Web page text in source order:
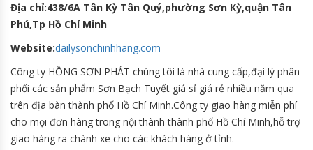
Địa chỉ:438/6A Tân Kỳ Tân Quý,phường Sơn Kỳ,quận Tân
Phú,Tp Hồ Chí Minh
Website:dailysonchinhhang.com
Công ty HỒNG SƠN PHÁT chúng tôi là nhà cung cấp,đại lý phân
phối các sản phẩm Sơn Bạch Tuyết giá sỉ giá rẻ nhiều năm qua
trên địa bàn thành phố Hồ Chí Minh.Công ty giao hàng miễn phí
cho mọi đơn hàng trong nội thành thành phố Hồ Chí Minh,hỗ trợ
giao hàng ra chành xe cho các khách hàng ở tỉnh.